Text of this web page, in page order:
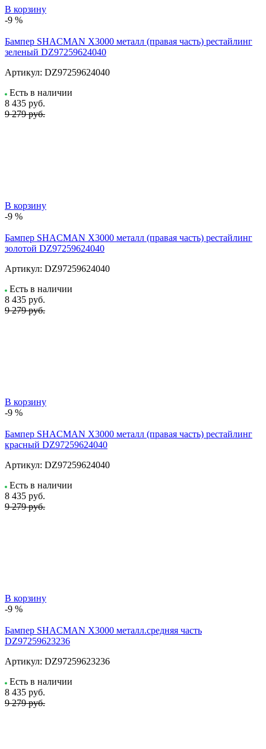
В корзину
-9 %
Бампер SHACMAN X3000 металл (правая часть) рестайлинг
зеленый DZ97259624040
Артикул: DZ97259624040
Есть в наличии
8 435 руб.
9 279 руб.
В корзину
-9 %
Бампер SHACMAN X3000 металл (правая часть) рестайлинг
золотой DZ97259624040
Артикул: DZ97259624040
Есть в наличии
8 435 руб.
9 279 руб.
В корзину
-9 %
Бампер SHACMAN X3000 металл (правая часть) рестайлинг
красный DZ97259624040
Артикул: DZ97259624040
Есть в наличии
8 435 руб.
9 279 руб.
В корзину
-9 %
Бампер SHACMAN X3000 металл.средняя часть
DZ97259623236
Артикул: DZ97259623236
Есть в наличии
8 435 руб.
9 279 руб.